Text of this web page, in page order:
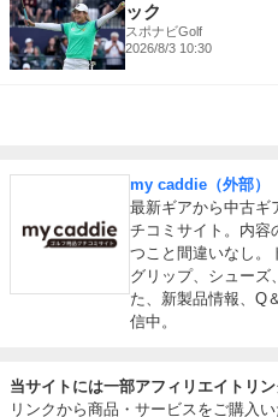
ック
スポナビGolf
2026/8/3 10:30
my caddie（外部）
最新ギアから中古ギ
チコミサイト。内容
つこと間違いなし。
グリップ、シューズ
た、新製品情報、Q
信中。
当サイトには一部アフィリエイトリン
リンクから商品・サービスをご購入